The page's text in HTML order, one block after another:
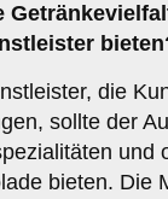
die
sollte der
und
bieten. Die